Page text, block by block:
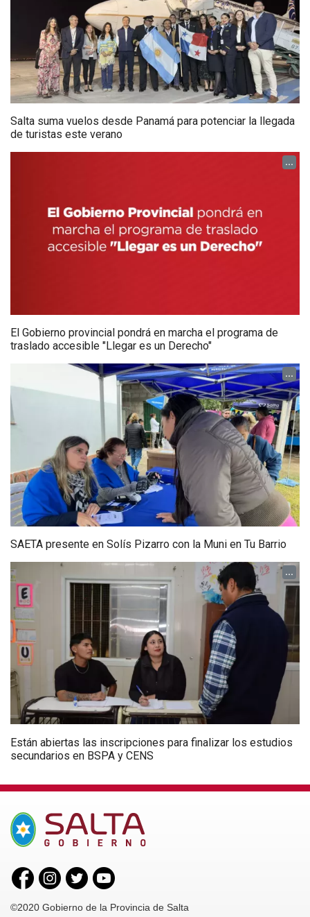
Salta suma vuelos desde Panamá para potenciar la llegada
de turistas este verano
...
El Gobierno provincial pondrá en marcha el programa de
traslado accesible "Llegar es un Derecho"
...
SAETA presente en Solís Pizarro con la Muni en Tu Barrio
...
Están abiertas las inscripciones para finalizar los estudios
secundarios en BSPA y CENS
©2020 Gobierno de la Provincia de Salta